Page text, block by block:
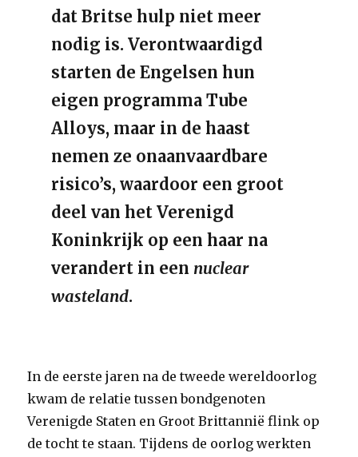
dat Britse hulp niet meer
nodig is. Verontwaardigd
starten de Engelsen hun
eigen programma Tube
Alloys, maar in de haast
nemen ze onaanvaardbare
risico’s, waardoor een groot
deel van het Verenigd
Koninkrijk op een haar na
verandert in een nuclear
wasteland.
In de eerste jaren na de tweede wereldoorlog
kwam de relatie tussen bondgenoten
Verenigde Staten en Groot Brittannië flink op
de tocht te staan. Tijdens de oorlog werkten